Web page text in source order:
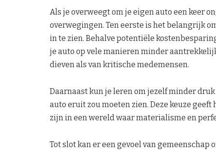
Als je overweegt om je eigen auto een keer
overwegingen. Ten eerste is het belangrijk
in te zien. Behalve potentiële
je auto op vele manieren minder
dieven als van kritische medemensen.
Daarnaast kun je leren om jezelf minder
auto eruit zou moeten zien. Deze keuze
zijn in een wereld waar materialisme en
Tot slot kan er een gevoel van